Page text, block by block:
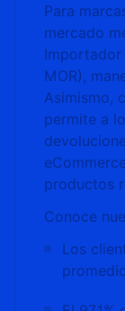
Para
mercado
Importador
MOR),
Asimismo,
permite a
productos
Conoce
Los